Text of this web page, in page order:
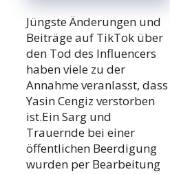
Jüngste Änderungen und
Beiträge auf TikTok über
den Tod des Influencers
haben viele zu der
Annahme veranlasst, dass
Yasin Cengiz verstorben
ist.Ein Sarg und
Trauernde bei einer
öffentlichen Beerdigung
wurden per Bearbeitung